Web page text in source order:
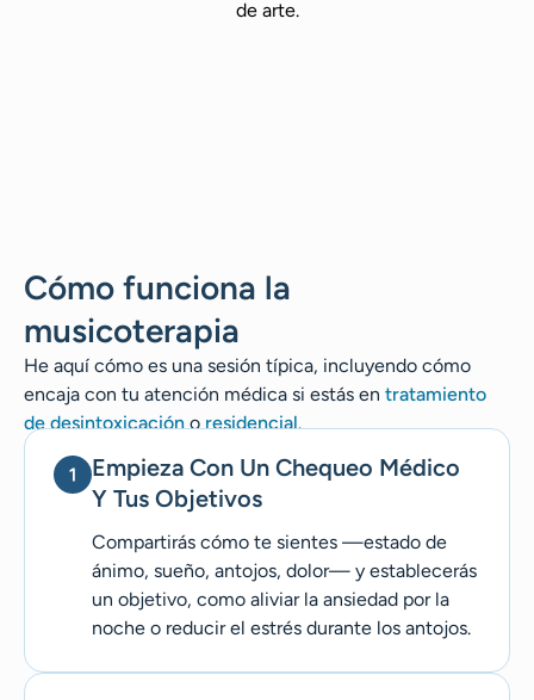
Cómo funciona la
musicoterapia
He aquí cómo es una sesión típica, incluyendo cómo
encaja con tu atención médica si estás en tratamiento
de desintoxicaciónoresidencial.
Empieza Con Un Chequeo Médico
Y Tus Objetivos
Compartirás cómo te sientes —estado de
ánimo, sueño, antojos, dolor— y establecerás
un objetivo, como aliviar la ansiedad por la
noche o reducir el estrés durante los antojos.